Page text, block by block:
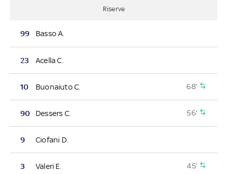
Riserve
99 Basso A.
23 Acella C.
10 Buonaiuto C. 68'
90 Dessers C. 56'
9 Ciofani D.
3 Valeri E. 45'